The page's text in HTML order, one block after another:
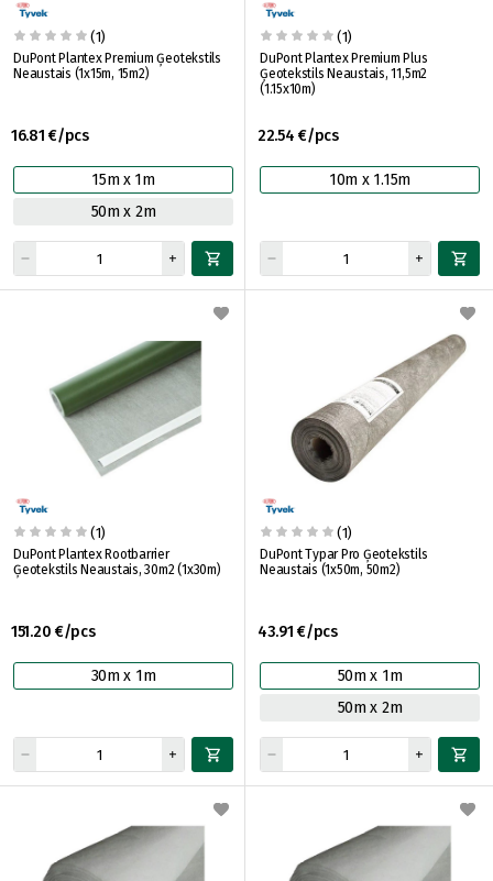
(1)
DuPont Plantex Premium Ģeotekstils
Neaustais (1x15m, 15m2)
16.81 €/pcs
15m x 1m
50m x 2m
(1)
DuPont Plantex Premium Plus
Ģeotekstils Neaustais, 11,5m2
(1.15x10m)
22.54 €/pcs
10m x 1.15m
(1)
DuPont Plantex Rootbarrier
Ģeotekstils Neaustais, 30m2 (1x30m)
151.20 €/pcs
30m x 1m
(1)
DuPont Typar Pro Ģeotekstils
Neaustais (1x50m, 50m2)
43.91 €/pcs
50m x 1m
50m x 2m